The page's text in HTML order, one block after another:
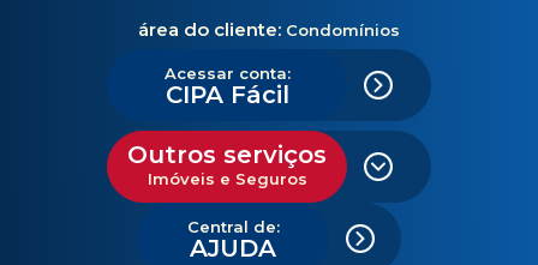
área do cliente: Condomínios
Acessar conta:
CIPA Fácil
Outros serviços
Imóveis e Seguros
Central de:
AJUDA